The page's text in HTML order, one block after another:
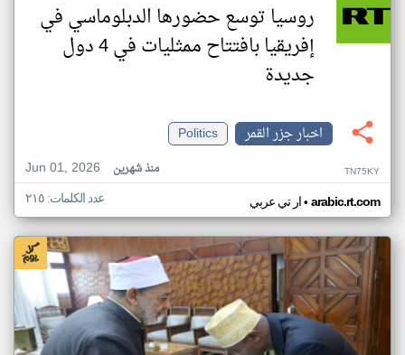
روسيا توسع حضورها الدبلوماسي في
إفريقيا بافتتاح ممثليات في 4 دول
جديدة
اخبار جزر القمر
Politics
Jun 01, 2026
منذ شهرين TN75KY
ار تي عربي• arabic.rt.com عدد الكلمات: ٢١٥